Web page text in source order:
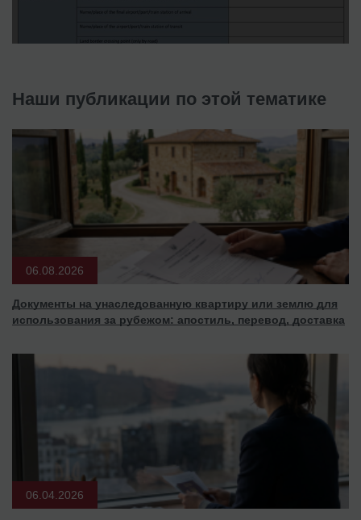
Наши публикации по этой тематике
06.08.2026
Документы на унаследованную квартиру или землю для
использования за рубежом: апостиль, перевод, доставка
06.04.2026